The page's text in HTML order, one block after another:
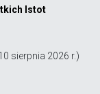
Istot
sierpnia 2026 r.)